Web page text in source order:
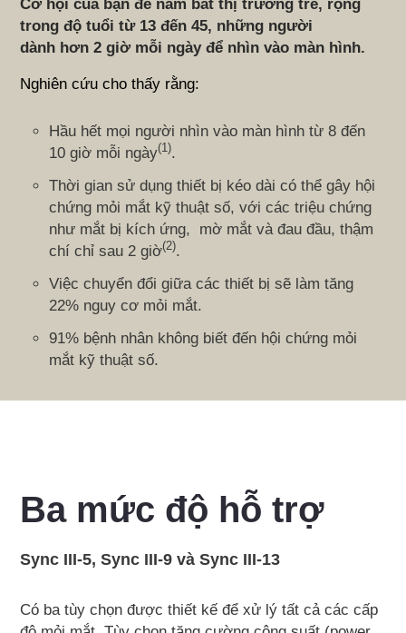
Cơ hội của bạn để nắm bắt thị trường trẻ, rộng
trong độ tuổi từ 13 đến 45, những người
dành hơn 2 giờ mỗi ngày để nhìn vào màn hình.
Nghiên cứu cho thấy rằng:
Hầu hết mọi người nhìn vào màn hình từ 8 đến
10 giờ mỗi ngày(1).
Thời gian sử dụng thiết bị kéo dài có thể gây hội
chứng mỏi mắt kỹ thuật số, với các triệu chứng
như mắt bị kích ứng, mờ mắt và đau đầu, thậm
chí chỉ sau 2 giờ(2).
Việc chuyển đổi giữa các thiết bị sẽ làm tăng
22% nguy cơ mỏi mắt.
91% bệnh nhân không biết đến hội chứng mỏi
mắt kỹ thuật số.
Ba mức độ hỗ trợ
Sync III-5, Sync III-9 và Sync III-13
Có ba tùy chọn được thiết kế để xử lý tất cả các cấp